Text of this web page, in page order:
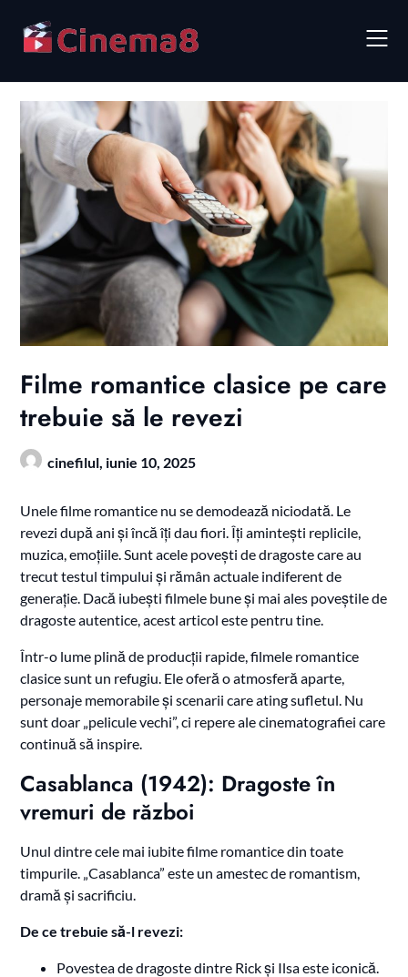
content
Filme romantice clasice pe care
trebuie să le revezi
cinefilul, iunie 10, 2025
Unele filme romantice nu se demodează niciodată. Le
revezi după ani și încă îți dau fiori. Îți amintești replicile,
muzica, emoțiile. Sunt acele povești de dragoste care au
trecut testul timpului și rămân actuale indiferent de
generație. Dacă iubești filmele bune și mai ales poveștile de
dragoste autentice, acest articol este pentru tine.
Într-o lume plină de producții rapide, filmele romantice
clasice sunt un refugiu. Ele oferă o atmosferă aparte,
personaje memorabile și scenarii care ating sufletul. Nu
sunt doar „pelicule vechi”, ci repere ale cinematografiei care
continuă să inspire.
Casablanca (1942): Dragoste în
vremuri de război
Unul dintre cele mai iubite filme romantice din toate
timpurile. „Casablanca” este un amestec de romantism,
dramă și sacrificiu.
De ce trebuie să-l revezi:
Povestea de dragoste dintre Rick și Ilsa este iconică.